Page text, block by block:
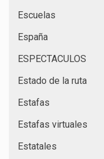
Escuelas
España
ESPECTACULOS
Estado de la ruta
Estafas
Estafas virtuales
Estatales